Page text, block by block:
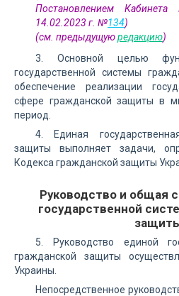
Постановлением
14.02.2023 г. №134)
(см. предыдущуюредакцию)
3. Основной целью
государственной системы
обеспечение реализации
сфере гражданской защиты в
период.
4. Единая
защиты выполняет задачи,
Кодекса гражданской защиты
Руководство и общая
государственной
5. Руководство единой
гражданской защиты
Украины.
Непосредственное